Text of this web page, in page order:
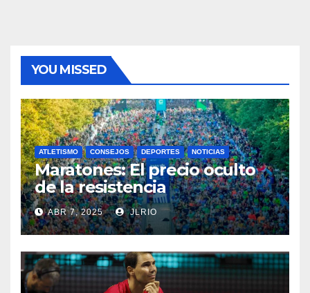
YOU MISSED
ATLETISMO CONSEJOS DEPORTES NOTICIAS
Maratones: El precio oculto
de la resistencia
ABR 7, 2025 JLRIO